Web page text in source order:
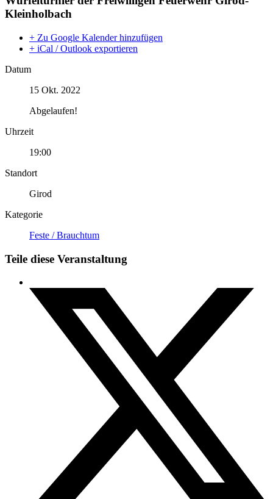
Kleinholbach
+ Zu Google Kalender hinzufügen
+ iCal / Outlook exportieren
Datum
15 Okt. 2022
Abgelaufen!
Uhrzeit
19:00
Standort
Girod
Kategorie
Feste / Brauchtum
Teile diese Veranstaltung